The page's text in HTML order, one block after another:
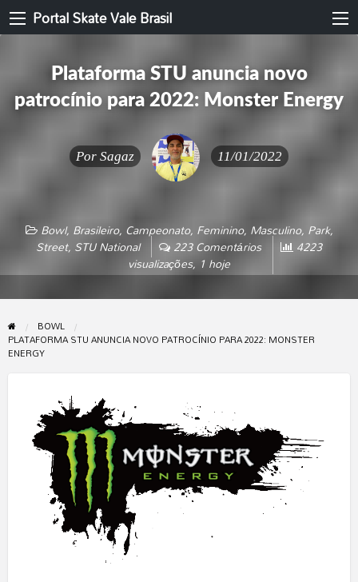
Portal Skate Vale Brasil
Plataforma STU anuncia novo
patrocínio para 2022: Monster Energy
Por Sagaz 11/01/2022
Bowl, Brasileiro, Campeonato, Feminino, Masculino, Park,
Street, STU National 223 Comentários 4223
visualizações, 1 hoje
BOWL
PLATAFORMA STU ANUNCIA NOVO PATROCÍNIO PARA 2022: MONSTER
ENERGY